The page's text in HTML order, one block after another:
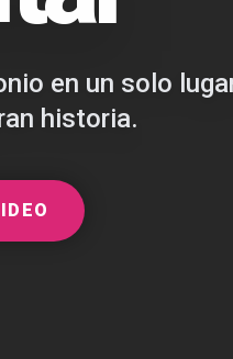
en un solo
historia.